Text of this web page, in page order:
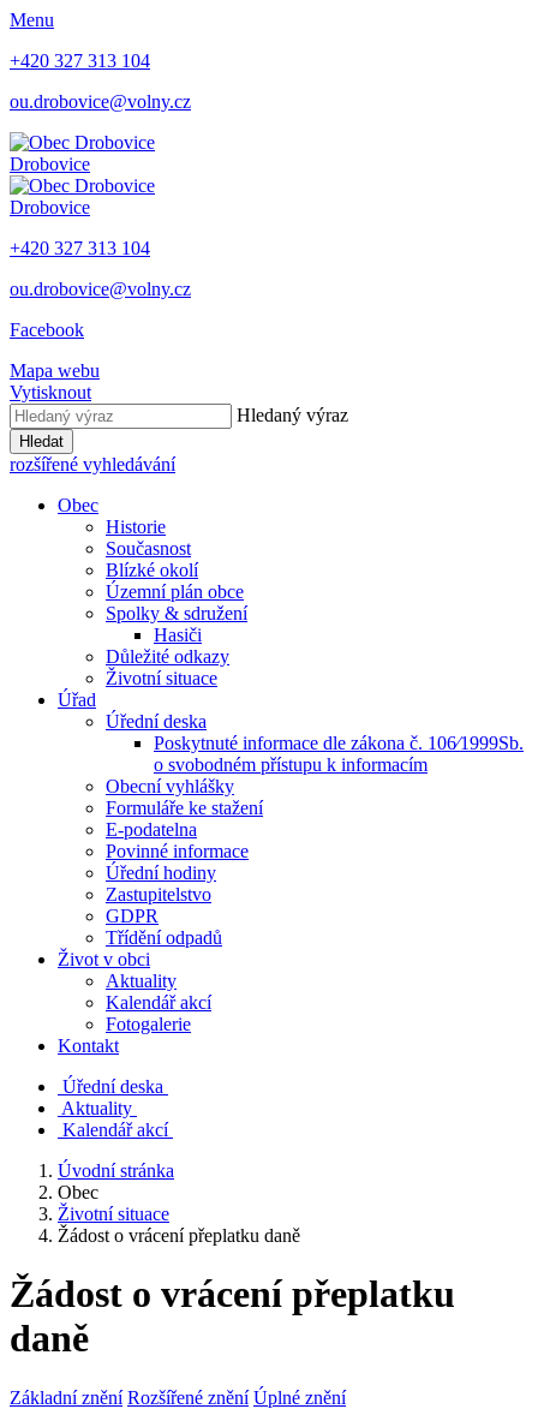
Menu
+420 327 313 104
ou.drobovice@volny.cz
Drobovice
Drobovice
+420 327 313 104
ou.drobovice@volny.cz
Facebook
Mapa webu
Vytisknout
Hledaný výraz
Hledat
rozšířené vyhledávání
Obec
Historie
Současnost
Blízké okolí
Územní plán obce
Spolky & sdružení
Hasiči
Důležité odkazy
Životní situace
Úřad
Úřední deska
Poskytnuté informace dle zákona č. 106⁄1999Sb.
o svobodném přístupu k informacím
Obecní vyhlášky
Formuláře ke stažení
E-podatelna
Povinné informace
Úřední hodiny
Zastupitelstvo
GDPR
Třídění odpadů
Život v obci
Aktuality
Kalendář akcí
Fotogalerie
Kontakt
Úřední deska
Aktuality
Kalendář akcí
Úvodní stránka
Obec
Životní situace
Žádost o vrácení přeplatku daně
Žádost o vrácení přeplatku
daně
Základní znění Rozšířené znění Úplné znění